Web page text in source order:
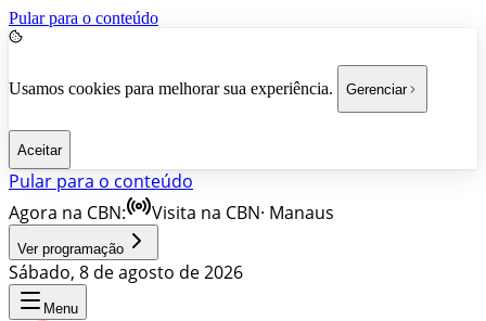
Pular para o conteúdo
Usamos cookies para melhorar sua experiência. Gerenciar
Aceitar
Pular para o conteúdo
Agora na CBN:
Visita na CBN· Manaus
Ver programação
Sábado, 8 de agosto de 2026
Menu